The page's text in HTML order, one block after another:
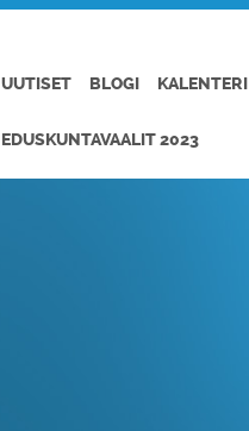
UUTISET BLOGI KALENTERI
EDUSKUNTAVAALIT 2023